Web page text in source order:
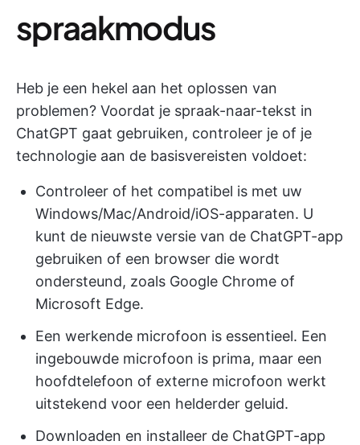
spraakmodus
Heb je een hekel aan het oplossen van
problemen? Voordat je spraak-naar-tekst in
ChatGPT gaat gebruiken, controleer je of je
technologie aan de basisvereisten voldoet:
Controleer of het compatibel is met uw
Windows/Mac/Android/iOS-apparaten. U
kunt de nieuwste versie van de ChatGPT-app
gebruiken of een browser die wordt
ondersteund, zoals Google Chrome of
Microsoft Edge.
Een werkende microfoon is essentieel. Een
ingebouwde microfoon is prima, maar een
hoofdtelefoon of externe microfoon werkt
uitstekend voor een helderder geluid.
Downloaden en installeer de ChatGPT-app